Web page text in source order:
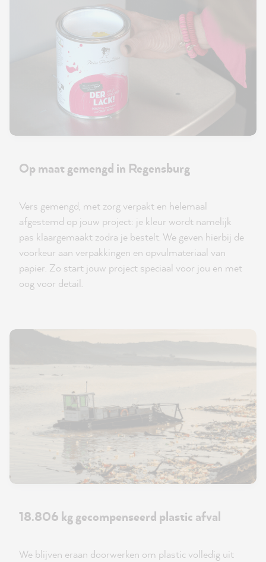
Op maat gemengd in Regensburg
Vers gemengd, met zorg verpakt en helemaal
afgestemd op jouw project: je kleur wordt namelijk
pas klaargemaakt zodra je bestelt. We geven hierbij de
voorkeur aan verpakkingen en opvulmateriaal van
papier. Zo start jouw project speciaal voor jou en met
oog voor detail.
18.806 kg gecompenseerd plastic afval
We blijven eraan doorwerken om plastic volledig uit